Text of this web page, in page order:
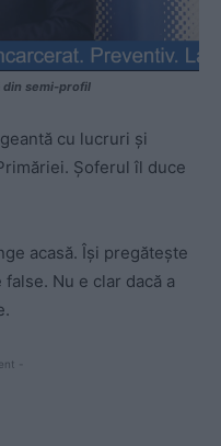
din semi-profil
cu lucruri și
Șoferul îl duce
acasă. Își pregătește
Nu e clar dacă a
-